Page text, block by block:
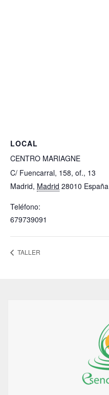
LOCAL
CENTRO MARIAGNE
C/ Fuencarral, 158, of., 13
Madrid, Madrid 28010 España
Teléfono:
679739091
TALLER